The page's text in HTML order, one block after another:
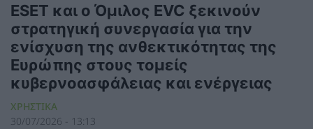
ESET και ο Όμιλος EVC ξεκινούν
στρατηγική συνεργασία για την
ενίσχυση της ανθεκτικότητας της
Ευρώπης στους τομείς
κυβερνοασφάλειας και ενέργειας
ΧΡΗΣΤΙΚΑ
30/07/2026 - 13:13